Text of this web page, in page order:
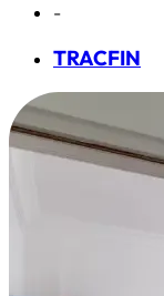
-
TRACFIN